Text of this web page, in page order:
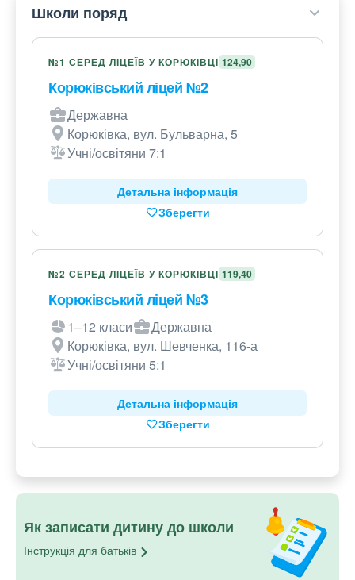
Школи поряд
№1 СЕРЕД ЛІЦЕЇВ У КОРЮКІВЦІ 124,90
Корюківський ліцей №2
Державна
Корюківка, вул. Бульварна, 5
Учні/освітяни 7:1
Детальна інформація
Зберегти
№2 СЕРЕД ЛІЦЕЇВ У КОРЮКІВЦІ 119,40
Корюківський ліцей №3
1–12 класи
Державна
Корюківка, вул. Шевченка, 116-а
Учні/освітяни 5:1
Детальна інформація
Зберегти
Як записати дитину до школи
Інструкція для батьків